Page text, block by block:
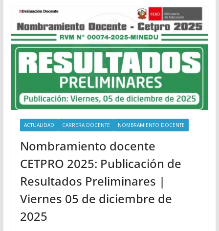
ACTUALIDAD CARRERA DOCENTE NOMBRAMIENTO DOCENTE
Nombramiento docente
CETPRO 2025: Publicación de
Resultados Preliminares |
Viernes 05 de diciembre de
2025